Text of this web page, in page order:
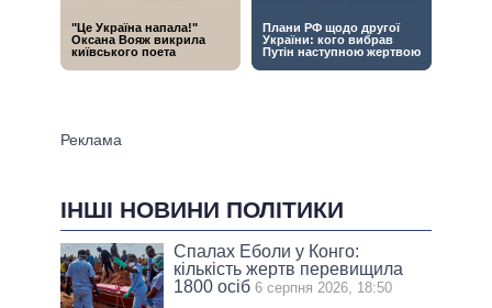
ІНШІ НОВИНИ ПОЛІТИКИ
Спалах Еболи у Конго:
кількість жертв перевищила
1800 осіб 6 серпня 2026, 18:50